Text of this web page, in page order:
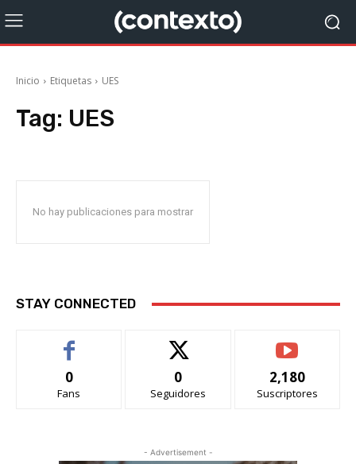
Inicio Etiquetas UES
Tag: UES
No hay publicaciones para mostrar
STAY CONNECTED
0
Fans
0
Seguidores
2,180
Suscriptores
- Advertisement -